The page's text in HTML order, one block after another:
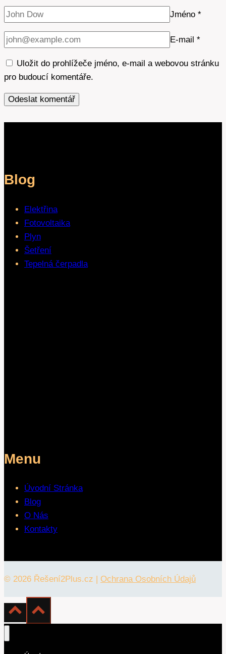
Jméno *
E-mail *
Uložit do prohlížeče jméno, e-mail a webovou stránku
pro budoucí komentáře.
Blog
Elektřina
Fotovoltaika
Plyn
Šetření
Tepelná čerpadla
Menu
Úvodní Stránka
Blog
O Nás
Kontakty
© 2026 Řešení2Plus.cz | Ochrana Osobních Údajů